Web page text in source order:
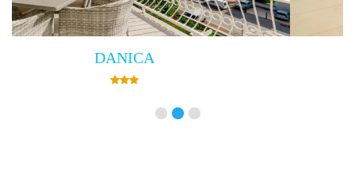
Villa Empress